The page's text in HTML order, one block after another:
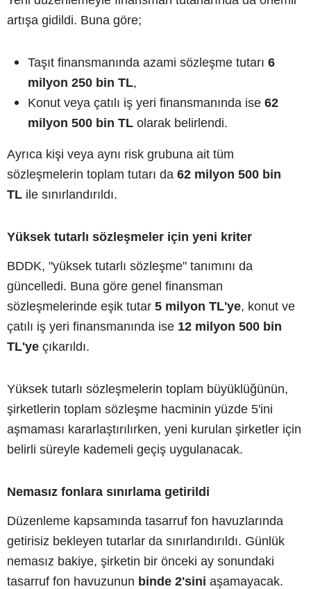
artışa gidildi. Buna göre;
Taşıt finansmanında azami sözleşme tutarı 6
milyon 250 bin TL,
Konut veya çatılı iş yeri finansmanında ise 62
milyon 500 bin TL olarak belirlendi.
Ayrıca kişi veya aynı risk grubuna ait tüm
sözleşmelerin toplam tutarı da 62 milyon 500 bin
TL ile sınırlandırıldı.
Yüksek tutarlı sözleşmeler için yeni kriter
BDDK, "yüksek tutarlı sözleşme" tanımını da
güncelledi. Buna göre genel finansman
sözleşmelerinde eşik tutar 5 milyon TL'ye, konut ve
çatılı iş yeri finansmanında ise 12 milyon 500 bin
TL'ye çıkarıldı.
Yüksek tutarlı sözleşmelerin toplam büyüklüğünün,
şirketlerin toplam sözleşme hacminin yüzde 5'ini
aşmaması kararlaştırılırken, yeni kurulan şirketler için
belirli süreyle kademeli geçiş uygulanacak.
Nemasız fonlara sınırlama getirildi
Düzenleme kapsamında tasarruf fon havuzlarında
getirisiz bekleyen tutarlar da sınırlandırıldı. Günlük
nemasız bakiye, şirketin bir önceki ay sonundaki
tasarruf fon havuzunun binde 2'sini aşamayacak.